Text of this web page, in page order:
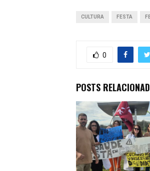
CULTURA FESTA
0
POSTS